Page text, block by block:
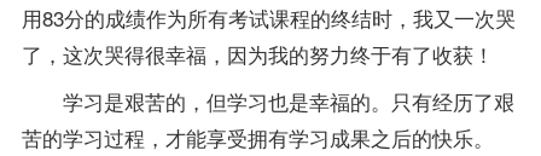
用83分的成绩作为所有考试课程的终结时，我又一次哭
了，这次哭得很幸福，因为我的努力终于有了收获！
学习是艰苦的，但学习也是幸福的。只有经历了艰
苦的学习过程，才能享受拥有学习成果之后的快乐。